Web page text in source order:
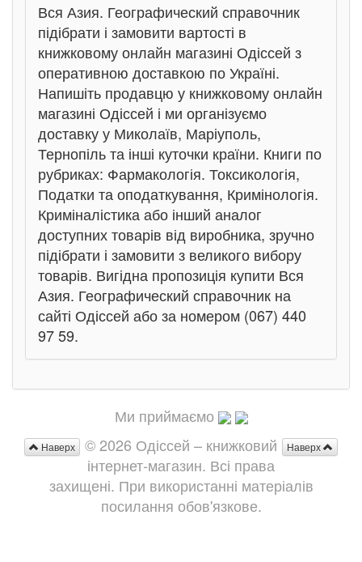
Вся Азия. Географический справочник
підібрати і замовити вартості в
книжковому онлайн магазині Одіссей з
оперативною доставкою по Україні.
Напишіть продавцю у книжковому онлайн
магазині Одіссей і ми організуємо
доставку у Миколаїв, Маріуполь,
Тернопіль та інші куточки країни. Книги по
рубриках: Фармакологія. Токсикологія,
Податки та оподаткування, Кримінологія.
Криміналістика або інший аналог
доступних товарів від виробника, зручно
підібрати і замовити з великого вибору
товарів. Вигідна пропозиція купити Вся
Азия. Географический справочник на
сайті Одіссей або за номером (067) 440
97 59.
Ми приймаємо
Наверх
Наверх
© 2026 Одіссей – книжковий
інтернет-магазин. Всі права
захищені. При використанні матеріалів
посилання обов'язкове.